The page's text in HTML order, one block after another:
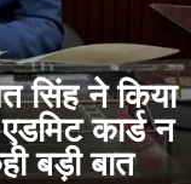
सिंह ने किया
एडमिट कार्ड न
बड़ी बात